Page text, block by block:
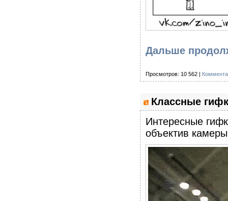
Дальше
Просмотров: 10 562 |
Классные
Интересные
объектив